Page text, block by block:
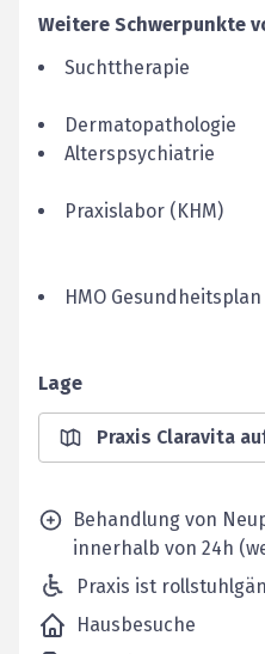
Weitere Schwerpunkte
Suchttherapie
Dermatopathologie
Alterspsychiatrie
Praxislabor (KHM)
HMO Gesundheitsplan
Lage
Praxis Claravita
Behandlung von
innerhalb von 24h
Praxis ist
Hausbesuche